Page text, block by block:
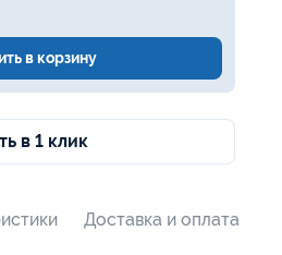
в корзину
в 1 клик
Доставка и оплата